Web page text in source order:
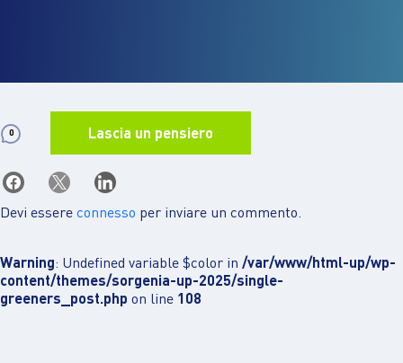
0 Lascia un pensiero
Devi essereconnesso per inviare un commento.
Warning: Undefined variable $color in /var/www/html-up/wp-
content/themes/sorgenia-up-2025/single-
greeners_post.php on line 108